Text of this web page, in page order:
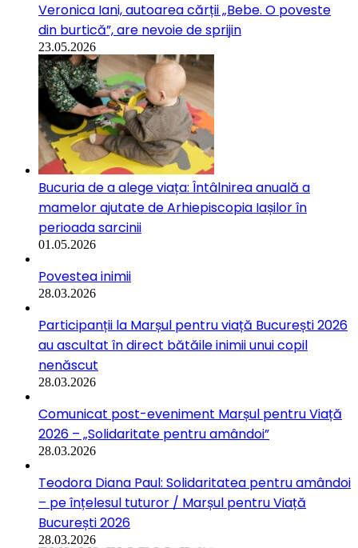
Veronica Iani, autoarea cărții „Bebe. O poveste
din burtică”, are nevoie de sprijin
23.05.2026
Bucuria de a alege viața: Întâlnirea anuală a
mamelor ajutate de Arhiepiscopia Iașilor în
perioada sarcinii
01.05.2026
Povestea inimii
28.03.2026
Participanții la Marșul pentru viață București 2026
au ascultat în direct bătăile inimii unui copil
nenăscut
28.03.2026
Comunicat post-eveniment Marșul pentru Viață
2026 – „Solidaritate pentru amândoi”
28.03.2026
Teodora Diana Paul: Solidaritatea pentru amândoi
– pe înțelesul tuturor / Marșul pentru Viață
București 2026
28.03.2026